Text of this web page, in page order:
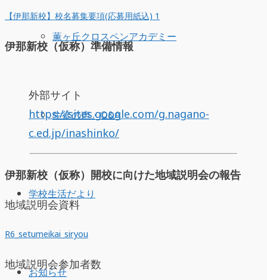
薫ヶ丘クロスペンアカデミー
生徒の声・Q&A
学校生活だより
お知らせ
【伊那新校】校名募集要項(応募用紙込) 1
伊那新校（仮称）準備情報
外部サイト
https://sites.google.com/g.nagano-
c.ed.jp/inashinko/
伊那新校（仮称）開校に向けた地域説明会の報告
地域説明会資料
R6_setumeikai_siryou
地域説明会参加者数